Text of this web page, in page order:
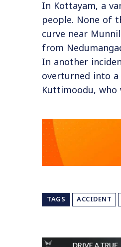
In Kottayam, a
people. None of
curve near
from
In another
overturned into
Kuttimoodu, who
TAGS ACCIDENT